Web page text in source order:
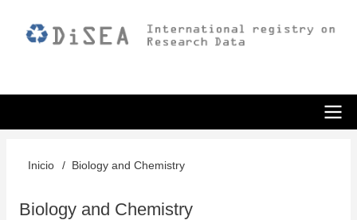
Sobrescribir
enlaces
Inicio Biology and Chemistry
Biology and Chemistry